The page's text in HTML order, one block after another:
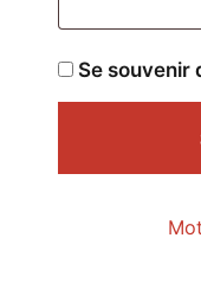
Se souvenir